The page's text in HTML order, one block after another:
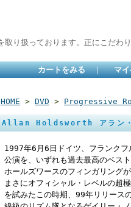
り扱っております。正にこだわ
カートをみる ｜ マ
HOME > DVD > Progressive
Allan Holdsworth アラン・
1997年6月6日ドイツ、フランク
公演を、いずれも過去最高のベス
ホールズワースのフィンガリング
まさにオフィシャル・レベルの超
を試みたこの時期、99年リリース